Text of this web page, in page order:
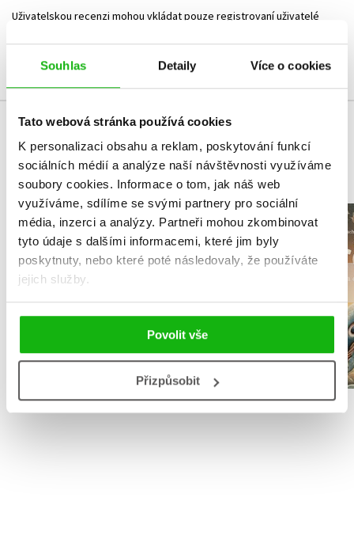
Souhlas Detaily Více o cookies
Tato webová stránka používá cookies
K personalizaci obsahu a reklam, poskytování funkcí
sociálních médií a analýze naší návštěvnosti využíváme
soubory cookies. Informace o tom, jak náš web
využíváme, sdílíme se svými partnery pro sociální
média, inzerci a analýzy. Partneři mohou zkombinovat
tyto údaje s dalšími informacemi, které jim byly
poskytnuty, nebo které poté následovaly, že používáte
jejich služby.
Povolit vše
Přizpůsobit
Uživatelskou recenzi mohou vkládat pouze registrovaní uživatelé
MOHLO BY VÁS TAKÉ ZAJÍMAT
Kočičí válečníci: BOX
1-6
Erin Hunterová
Do košíku
1 590 Kč
1 272 Kč
Gerda:
a
Adrián
Do
263 Kč